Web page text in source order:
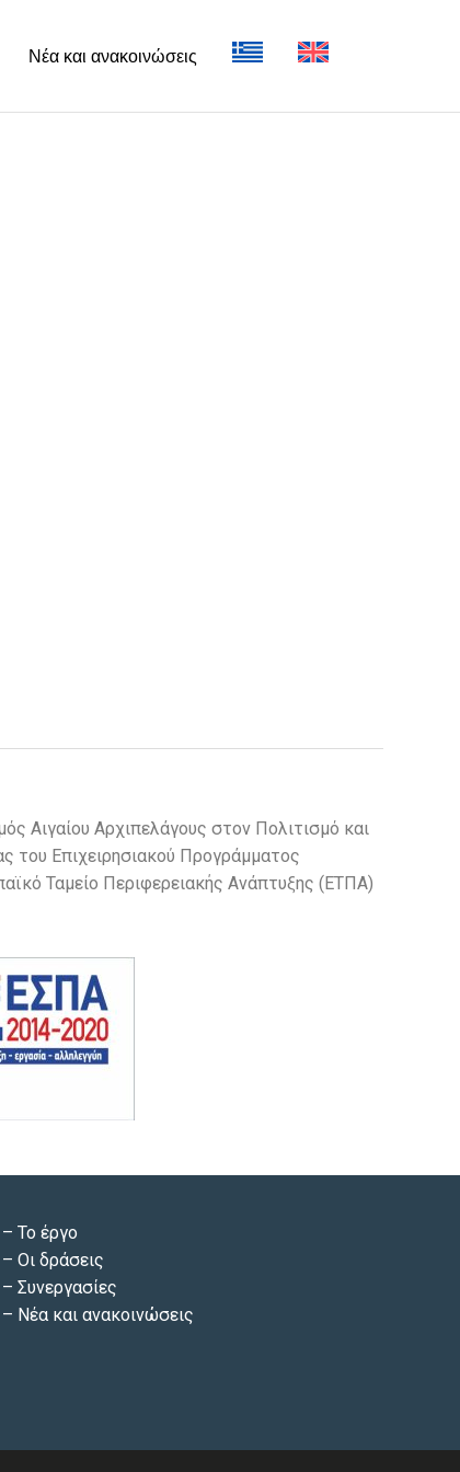
Νέα και ανακοινώσεις
Αιγαίου Αρχιπελάγους στον Πολιτισμό και
του Επιχειρησιακού Προγράμματος
Ταμείο Περιφερειακής Ανάπτυξης (ΕΤΠΑ)
– Το έργο
– Οι δράσεις
– Συνεργασίες
– Νέα και ανακοινώσεις